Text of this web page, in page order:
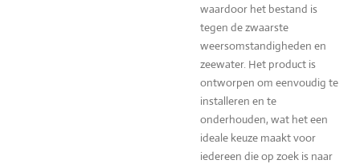
waardoor het bestand is
tegen de zwaarste
weersomstandigheden en
zeewater. Het product is
ontworpen om eenvoudig te
installeren en te
onderhouden, wat het een
ideale keuze maakt voor
iedereen die op zoek is naar